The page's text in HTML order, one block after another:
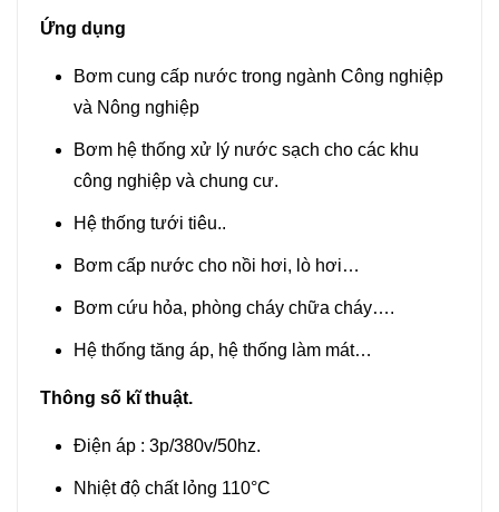
Ứng dụng
Bơm cung cấp nước trong ngành Công nghiệp
và Nông nghiệp
Bơm hệ thống xử lý nước sạch cho các khu
công nghiệp và chung cư.
Hệ thống tưới tiêu..
Bơm cấp nước cho nồi hơi, lò hơi…
Bơm cứu hỏa, phòng cháy chữa cháy….
Hệ thống tăng áp, hệ thống làm mát…
Thông số kĩ thuật.
Điện áp : 3p/380v/50hz.
Nhiệt độ chất lỏng 110°C